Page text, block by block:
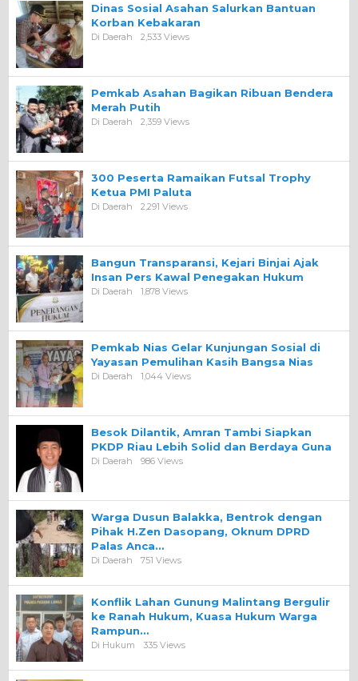
Dinas Sosial Asahan Salurkan Bantuan
Korban Kebakaran
Di Daerah 2,533 Views
Pemkab Asahan Bagikan Ribuan Bendera
Merah Putih
Di Daerah 2,359 Views
300 Peserta Ramaikan Futsal Trophy
Ketua PMI Paluta
Di Daerah 2,291 Views
Bangun Transparansi, Kejari Binjai Ajak
Insan Pers Kawal Penegakan Hukum
Di Daerah 1,878 Views
Pemkab Nias Gelar Kunjungan Sosial di
Yayasan Pemulihan Kasih Bangsa Nias
Di Daerah 1,044 Views
Besok Dilantik, Amran Tambi Siapkan
PKDP Riau Lebih Solid dan Berdaya Guna
Di Daerah 986 Views
Warga Dusun Balakka, Bentrok dengan
Pihak H.Zen Dasopang, Oknum DPRD
Palas Anca…
Di Daerah 751 Views
Konflik Lahan Gunung Malintang Bergulir
ke Ranah Hukum, Kuasa Hukum Warga
Rampun…
Di Hukum 335 Views